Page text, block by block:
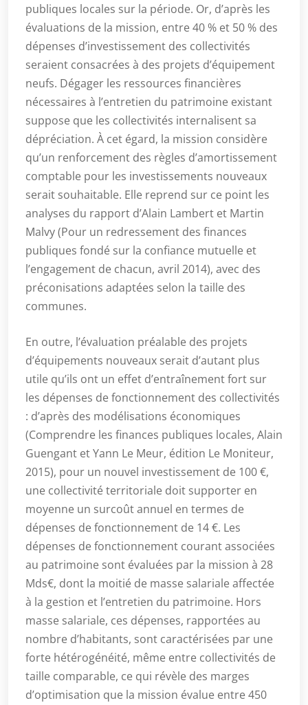
publiques locales sur la période. Or, d’après les
évaluations de la mission, entre 40 % et 50 % des
dépenses d’investissement des collectivités
seraient consacrées à des projets d’équipement
neufs. Dégager les ressources financières
nécessaires à l’entretien du patrimoine existant
suppose que les collectivités internalisent sa
dépréciation. À cet égard, la mission considère
qu’un renforcement des règles d’amortissement
comptable pour les investissements nouveaux
serait souhaitable. Elle reprend sur ce point les
analyses du rapport d’Alain Lambert et Martin
Malvy (Pour un redressement des finances
publiques fondé sur la confiance mutuelle et
l’engagement de chacun, avril 2014), avec des
préconisations adaptées selon la taille des
communes.
En outre, l’évaluation préalable des projets
d’équipements nouveaux serait d’autant plus
utile qu’ils ont un effet d’entraînement fort sur
les dépenses de fonctionnement des collectivités
: d’après des modélisations économiques
(Comprendre les finances publiques locales, Alain
Guengant et Yann Le Meur, édition Le Moniteur,
2015), pour un nouvel investissement de 100 €,
une collectivité territoriale doit supporter en
moyenne un surcoût annuel en termes de
dépenses de fonctionnement de 14 €. Les
dépenses de fonctionnement courant associées
au patrimoine sont évaluées par la mission à 28
Mds€, dont la moitié de masse salariale affectée
à la gestion et l’entretien du patrimoine. Hors
masse salariale, ces dépenses, rapportées au
nombre d’habitants, sont caractérisées par une
forte hétérogénéité, même entre collectivités de
taille comparable, ce qui révèle des marges
d’optimisation que la mission évalue entre 450